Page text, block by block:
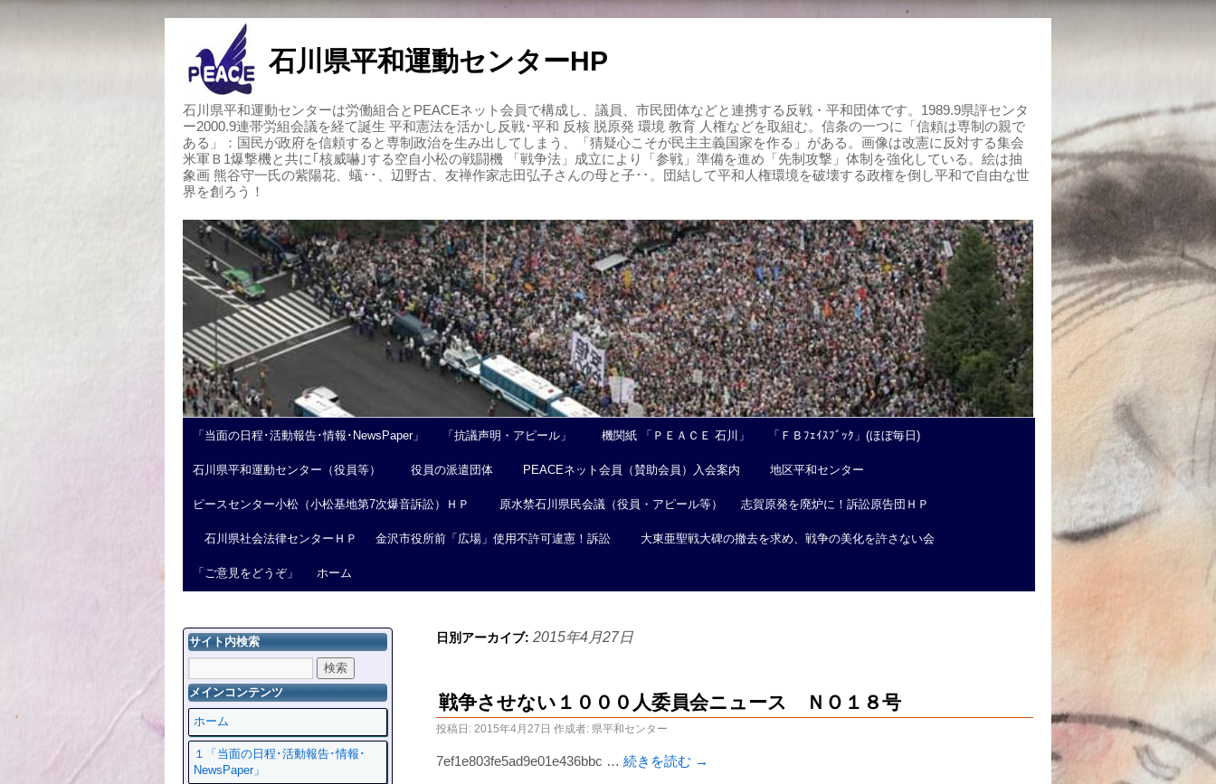
石川県平和運動センターHP
石川県平和運動センターは労働組合とPEACEネット会員で構成し、議員、市民団体などと連携する反戦・平和団体です。1989.9県評センタ
ー2000.9連帯労組会議を経て誕生 平和憲法を活かし反戦･平和 反核 脱原発 環境 教育 人権などを取組む。信条の一つに「信頼は専制の親で
ある」：国民が政府を信頼すると専制政治を生み出してしまう、「猜疑心こそが民主主義国家を作る」がある。画像は改憲に反対する集会
米軍Ｂ1爆撃機と共に｢核威嚇｣する空自小松の戦闘機 「戦争法」成立により「参戦」準備を進め「先制攻撃」体制を強化している。絵は抽
象画 熊谷守一氏の紫陽花、蟻･･、辺野古、友禅作家志田弘子さんの母と子･･。団結して平和人権環境を破壊する政権を倒し平和で自由な世
界を創ろう！
「当面の日程･活動報告･情報･NewsPaper」 「抗議声明・アピール」 機関紙 「ＰＥＡＣＥ 石川」 「ＦＢﾌｪｲｽﾌﾞｯｸ」(ほぼ毎日)
石川県平和運動センター（役員等） 役員の派遣団体 PEACEネット会員（賛助会員）入会案内 地区平和センター
ピースセンター小松（小松基地第7次爆音訴訟）ＨＰ 原水禁石川県民会議（役員・アピール等） 志賀原発を廃炉に！訴訟原告団ＨＰ
石川県社会法律センターＨＰ 金沢市役所前「広場」使用不許可違憲！訴訟 大東亜聖戦大碑の撤去を求め、戦争の美化を許さない会
「ご意見をどうぞ」 ホーム
日別アーカイブ: 2015年4月27日
戦争させない１０００人委員会ニュース ＮＯ１８号
投稿日: 2015年4月27日 作成者: 県平和センター
7ef1e803fe5ad9e01e436bbc … 続きを読む →
サイト内検索
メインコンテンツ
ホーム
１「当面の日程･活動報告･情報･
NewsPaper」